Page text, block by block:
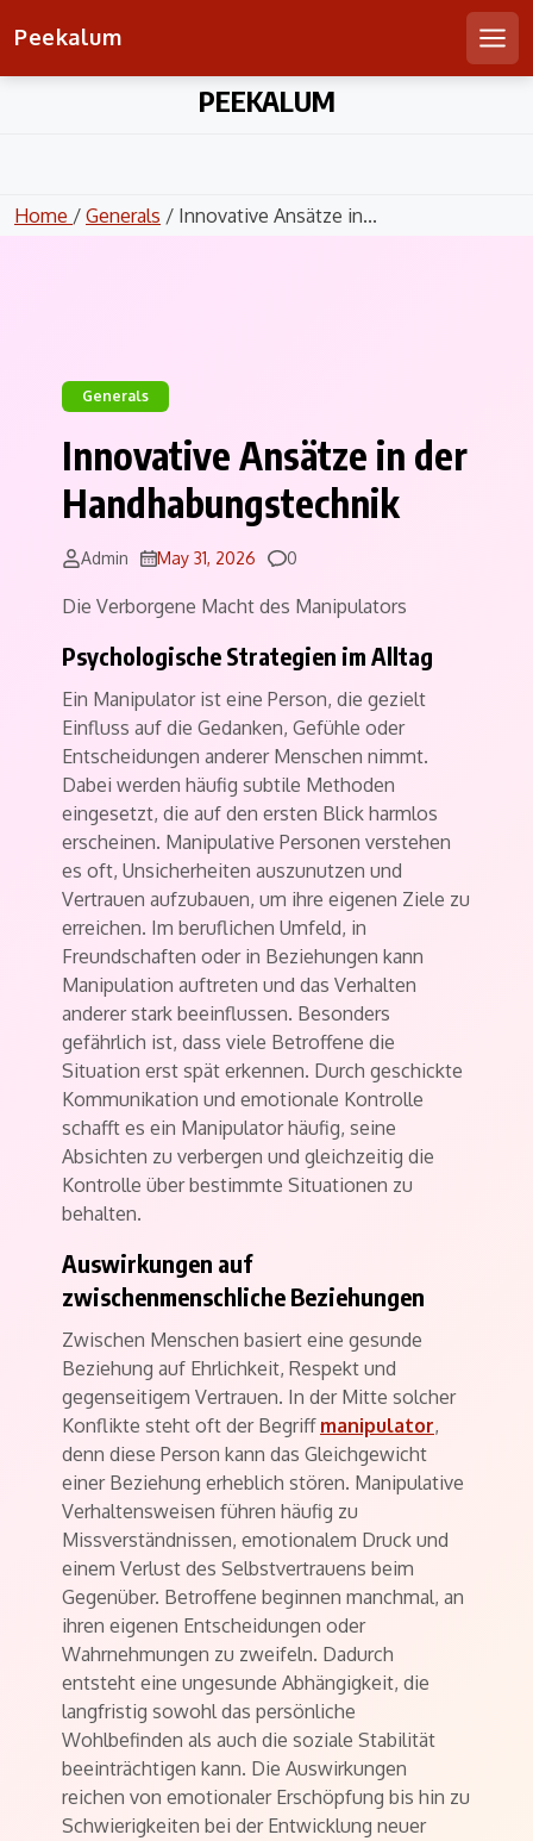
Peekalum
PEEKALUM
Home / Generals / Innovative Ansätze in...
Generals
Innovative Ansätze in der
Handhabungstechnik
Admin May 31, 2026 Comments
0
Die Verborgene Macht des Manipulators
Psychologische Strategien im Alltag
Ein Manipulator ist eine Person, die gezielt
Einfluss auf die Gedanken, Gefühle oder
Entscheidungen anderer Menschen nimmt.
Dabei werden häufig subtile Methoden
eingesetzt, die auf den ersten Blick harmlos
erscheinen. Manipulative Personen verstehen
es oft, Unsicherheiten auszunutzen und
Vertrauen aufzubauen, um ihre eigenen Ziele zu
erreichen. Im beruflichen Umfeld, in
Freundschaften oder in Beziehungen kann
Manipulation auftreten und das Verhalten
anderer stark beeinflussen. Besonders
gefährlich ist, dass viele Betroffene die
Situation erst spät erkennen. Durch geschickte
Kommunikation und emotionale Kontrolle
schafft es ein Manipulator häufig, seine
Absichten zu verbergen und gleichzeitig die
Kontrolle über bestimmte Situationen zu
behalten.
Auswirkungen auf
zwischenmenschliche Beziehungen
Zwischen Menschen basiert eine gesunde
Beziehung auf Ehrlichkeit, Respekt und
gegenseitigem Vertrauen. In der Mitte solcher
Konflikte steht oft der Begriff manipulator,
denn diese Person kann das Gleichgewicht
einer Beziehung erheblich stören. Manipulative
Verhaltensweisen führen häufig zu
Missverständnissen, emotionalem Druck und
einem Verlust des Selbstvertrauens beim
Gegenüber. Betroffene beginnen manchmal, an
ihren eigenen Entscheidungen oder
Wahrnehmungen zu zweifeln. Dadurch
entsteht eine ungesunde Abhängigkeit, die
langfristig sowohl das persönliche
Wohlbefinden als auch die soziale Stabilität
beeinträchtigen kann. Die Auswirkungen
reichen von emotionaler Erschöpfung bis hin zu
Schwierigkeiten bei der Entwicklung neuer